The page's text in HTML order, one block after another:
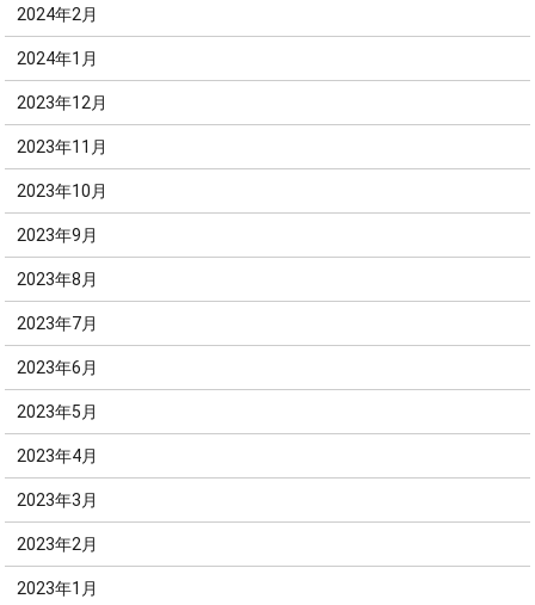
2024年2月
2024年1月
2023年12月
2023年11月
2023年10月
2023年9月
2023年8月
2023年7月
2023年6月
2023年5月
2023年4月
2023年3月
2023年2月
2023年1月